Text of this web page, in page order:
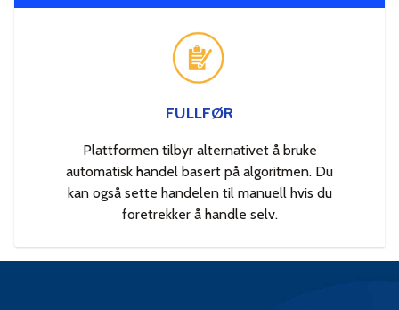
FULLFØR
Plattformen tilbyr alternativet å bruke
automatisk handel basert på algoritmen. Du
kan også sette handelen til manuell hvis du
foretrekker å handle selv.